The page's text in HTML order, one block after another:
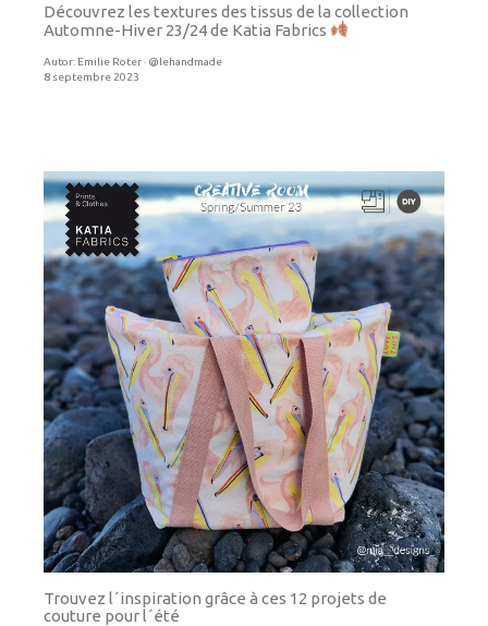
Découvrez les textures des tissus de la collection
Automne-Hiver 23/24 de Katia Fabrics
Autor: Emilie Roter · @lehandmade
8 septembre 2023
Trouvez l´inspiration grâce à ces 12 projets de
couture pour l´été